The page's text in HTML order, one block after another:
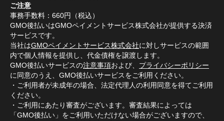
ご注意
事務手数料：660円（税込）
GMO後払いはGMOペイメントサービス株式会社が提供する決済
サービスです。
当社はGMOペイメントサービス株式会社に対しサービスの範囲
内で個人情報を提供し、代金債権を譲渡します。
GMO後払いサービスの注意事項および、 プライバシーポリシー
に同意のうえ、GMO後払いサービスをご利用ください。
・ご利用者が未成年の場合、法定代理人の利用同意を得てご利用
ください。
・ご利用にあたり審査がございます。審査結果によっては
「GMO後払い」をご利用いただけない場合がございますので、